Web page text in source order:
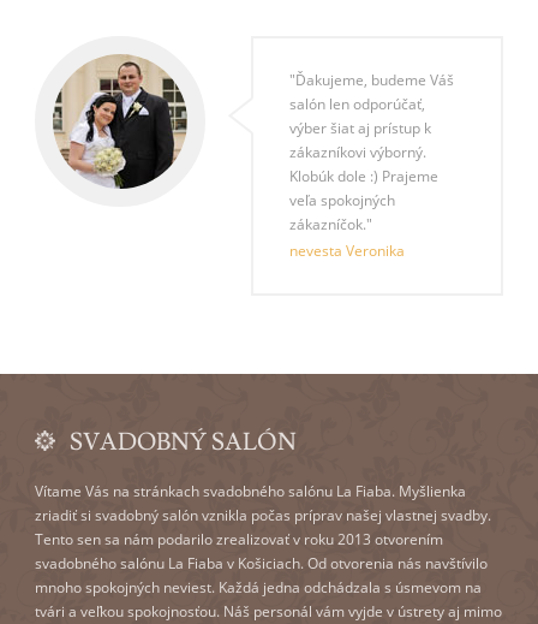
"Ďakujeme, budeme Váš
salón len odporúčať,
výber šiat aj prístup k
zákazníkovi výborný.
Klobúk dole :) Prajeme
veľa spokojných
zákazníčok."
nevesta Veronika
SVADOBNÝ SALÓN
Vítame Vás na stránkach svadobného salónu La Fiaba. Myšlienka
zriadiť si svadobný salón vznikla počas príprav našej vlastnej svadby.
Tento sen sa nám podarilo zrealizovať v roku 2013 otvorením
svadobného salónu La Fiaba v Košiciach. Od otvorenia nás navštívilo
mnoho spokojných neviest. Každá jedna odchádzala s úsmevom na
tvári a veľkou spokojnosťou. Náš personál vám vyjde v ústrety aj mimo